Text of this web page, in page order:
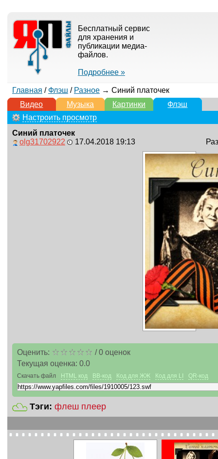
Бесплатный сервис
для хранения и
публикации медиа-
файлов.
Подробнее »
Главная / Флэш / Разное→ Синий платочек
Видео
Музыка Картинки
Флэш
Настроить просмотр
Синий платочек
olg31702922
17.04.2018 19:13
Оценить: /0оценок
Текущая оценка: 0.0
Скачать файл HTML код BB-код Код для ЖЖ Код для LI QR-код
Тэги: флеш плеер